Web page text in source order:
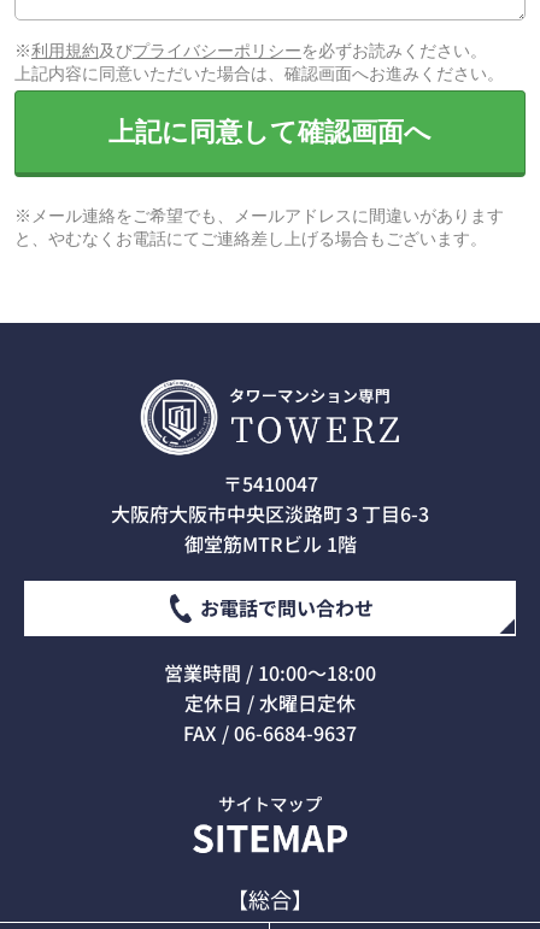
※利用規約及びプライバシーポリシーを必ずお読みください。
上記内容に同意いただいた場合は、確認画面へお進みください。
上記に同意して確認画面へ
※メール連絡をご希望でも、メールアドレスに間違いがあります
と、やむなくお電話にてご連絡差し上げる場合もございます。
〒5410047
大阪府大阪市中央区淡路町３丁目6-3
御堂筋MTRビル 1階
お電話で問い合わせ
営業時間 / 10:00～18:00
定休日 / 水曜日定休
FAX / 06-6684-9637
【総合】